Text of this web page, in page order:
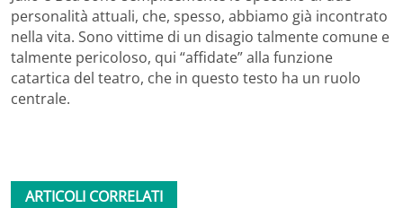
personalità attuali, che, spesso, abbiamo già incontrato
nella vita. Sono vittime di un disagio talmente comune e
talmente pericoloso, qui “affidate” alla funzione
catartica del teatro, che in questo testo ha un ruolo
centrale.
ARTICOLI CORRELATI